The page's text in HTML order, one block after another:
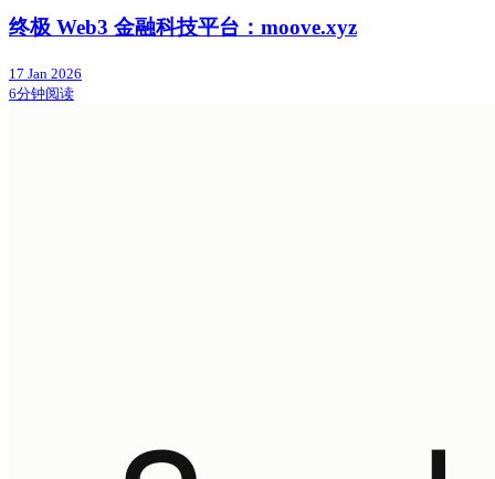
终极 Web3 金融科技平台：moove.xyz
17 Jan 2026
6分钟阅读